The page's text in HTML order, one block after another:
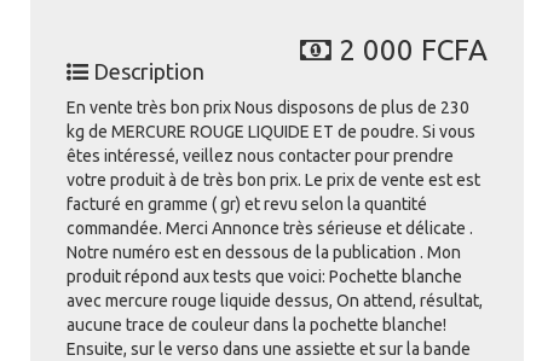
2 000 FCFA
Description
En vente très bon prix Nous disposons de plus de 230
kg de MERCURE ROUGE LIQUIDE ET de poudre. Si vous
êtes intéressé, veillez nous contacter pour prendre
votre produit à de très bon prix. Le prix de vente est est
facturé en gramme ( gr) et revu selon la quantité
commandée. Merci Annonce très sérieuse et délicate .
Notre numéro est en dessous de la publication . Mon
produit répond aux tests que voici: Pochette blanche
avec mercure rouge liquide dessus, On attend, résultat,
aucune trace de couleur dans la pochette blanche!
Ensuite, sur le verso dans une assiette et sur la bande